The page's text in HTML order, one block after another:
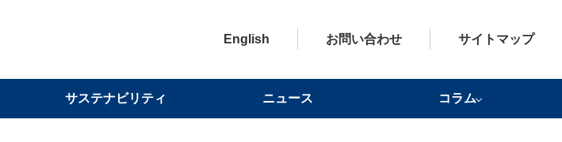
サステナビリティ ニュース コラム
健康かわら版一覧
ドクターからの健康アドバイ
健康豆知識
ワールドヘルスレポート
サイトマップ
お問い合わせ
English